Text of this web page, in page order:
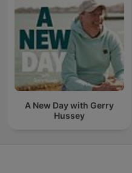
A New Day with Gerry
Hussey